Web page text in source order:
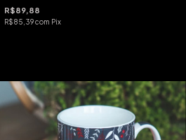
R$89,88
R$85,39com Pix